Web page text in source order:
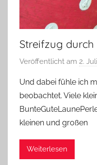
Streifzug durch
Veröffentlicht am 2.
Und dabei fühle ich
beobachtet. Viele
kleinen und großen
Weiterlesen